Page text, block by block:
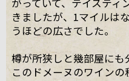
がっていて、テイスティ
きましたが、1マイルは
うほどの広さでした。
樽が所狭しと幾部屋にも
このドメーヌのワイン